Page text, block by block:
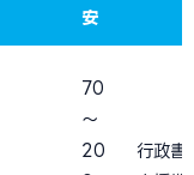
安
70
〜
20
行政書